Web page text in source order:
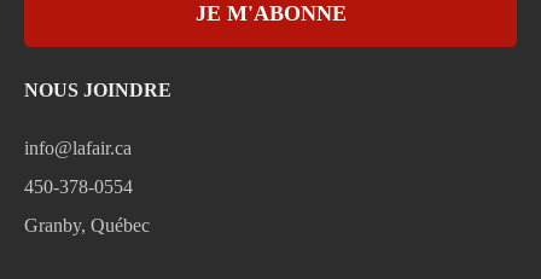
JE M'ABONNE
NOUS JOINDRE
info@lafair.ca
450-378-0554
Granby, Québec